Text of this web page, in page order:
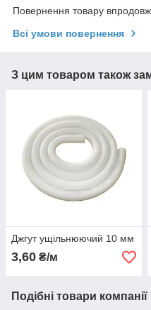
Повернення товару
Всі умови повернення
З цим товаром також
Джгут ущільнюючий 10 мм
3,60 ₴/м
Подібні товари компанії